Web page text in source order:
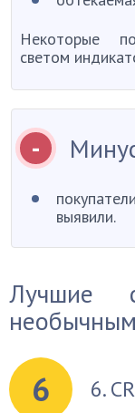
Некоторые
светом
выявили.
Лучшие
6 6.